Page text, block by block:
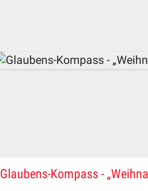
Glaubens-Kompass -